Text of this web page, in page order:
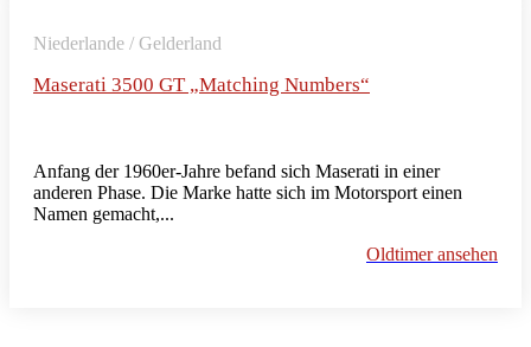
Niederlande / Gelderland
Maserati 3500 GT „Matching Numbers“
Anfang der 1960er-Jahre befand sich Maserati in einer
anderen Phase. Die Marke hatte sich im Motorsport einen
Namen gemacht,...
Oldtimer ansehen